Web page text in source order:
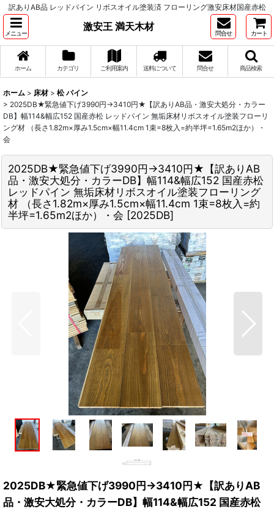
訳ありAB品 レッドパイン リボスオイル塗装済 フローリング激安床材国産赤松
メニュー
激安王 満天木材
問合せ カート
ホーム カテゴリ ご利用案内 送料について 問合せ 商品検索
ホーム > 床材 > 松 パイン
> 2025DB★緊急値下げ3990円→3410円★【訳ありAB品・激安大処分・カラー
DB】幅114&幅広152 国産赤松 レッドパイン 無垢床材リボスオイル塗装フローリ
ング材 （長さ1.82m×厚み1.5cm×幅11.4cm 1束=8枚入=約半坪=1.65m2ほか）・
会
2025DB★緊急値下げ3990円→3410円★【訳ありAB
品・激安大処分・カラーDB】幅114&幅広152 国産赤松
レッドパイン 無垢床材リボスオイル塗装フローリング
材 （長さ1.82m×厚み1.5cm×幅11.4cm 1束=8枚入=約
半坪=1.65m2ほか）・会 [2025DB]
2025DB★緊急値下げ3990円→3410円★【訳ありAB
品・激安大処分・カラーDB】幅114&幅広152 国産赤松